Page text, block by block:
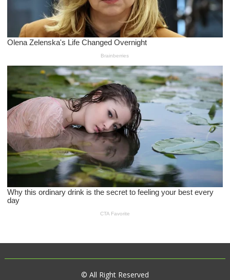
© All Right Reserved